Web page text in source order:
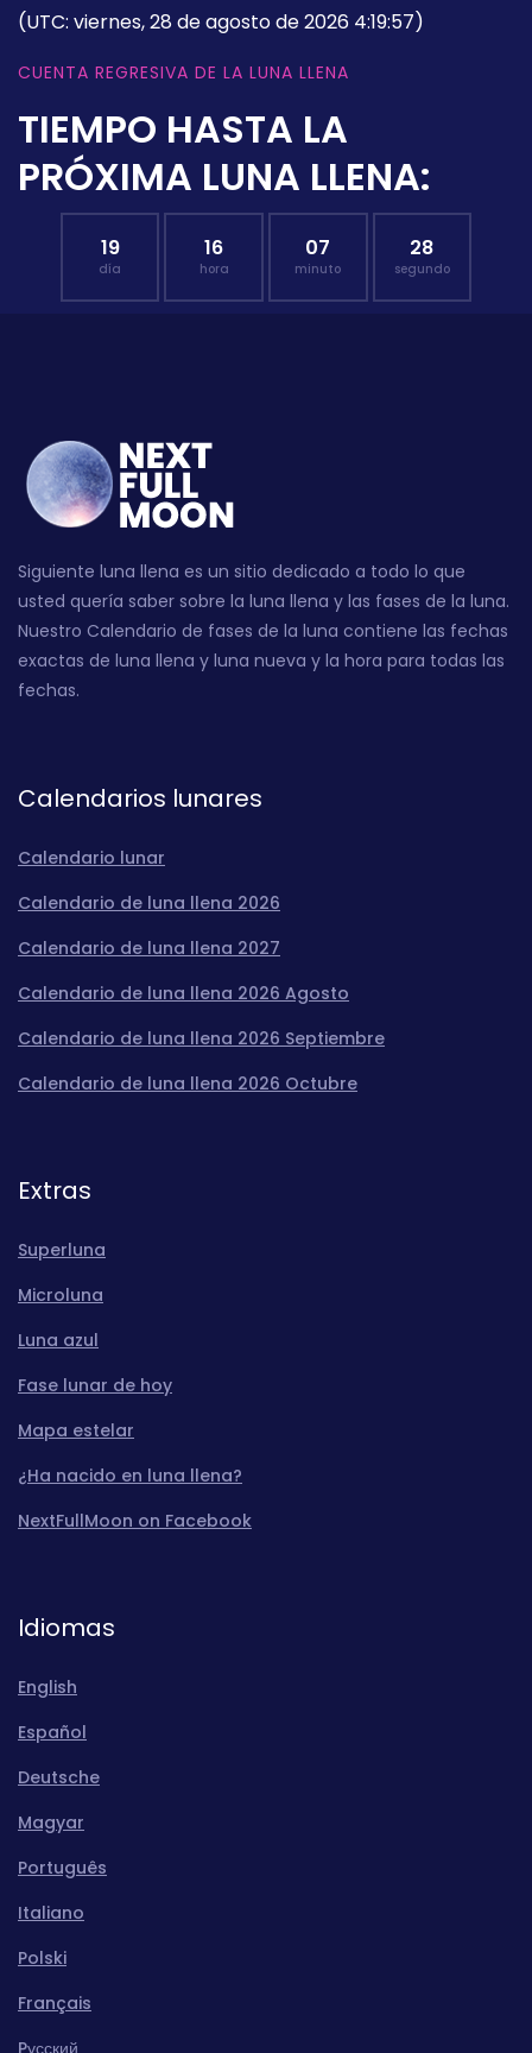
(UTC: viernes, 28 de agosto de 2026 4:19:57)
CUENTA REGRESIVA DE LA LUNA LLENA
TIEMPO HASTA LA
PRÓXIMA LUNA LLENA:
19
día
16
hora
07
minuto
27
segundo
Siguiente luna llena es un sitio dedicado a todo lo que
usted quería saber sobre la luna llena y las fases de la luna.
Nuestro Calendario de fases de la luna contiene las fechas
exactas de luna llena y luna nueva y la hora para todas las
fechas.
Calendarios lunares
Calendario lunar
Calendario de luna llena 2026
Calendario de luna llena 2027
Calendario de luna llena 2026 Agosto
Calendario de luna llena 2026 Septiembre
Calendario de luna llena 2026 Octubre
Extras
Superluna
Microluna
Luna azul
Fase lunar de hoy
Mapa estelar
¿Ha nacido en luna llena?
NextFullMoon on Facebook
Idiomas
English
Español
Deutsche
Magyar
Português
Italiano
Polski
Français
Pусский